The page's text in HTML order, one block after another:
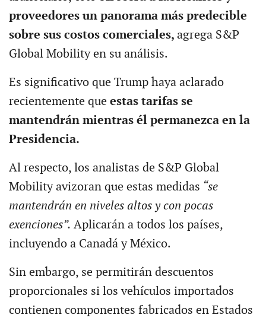
proveedores un panorama más predecible
sobre sus costos comerciales, agrega S&P
Global Mobility en su análisis.
Es significativo que Trump haya aclarado
recientemente que estas tarifas se
mantendrán mientras él permanezca en la
Presidencia.
Al respecto, los analistas de S&P Global
Mobility avizoran que estas medidas “se
mantendrán en niveles altos y con pocas
exenciones”. Aplicarán a todos los países,
incluyendo a Canadá y México.
Sin embargo, se permitirán descuentos
proporcionales si los vehículos importados
contienen componentes fabricados en Estados